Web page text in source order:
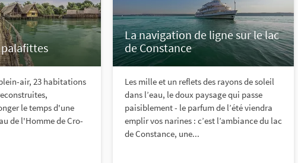
palafittes
air, 23 habitations
le temps d'une
de l'Homme de Cro-
La navigation de ligne sur le lac
de Constance
Les mille et un reflets des rayons de soleil
dans l’eau, le doux paysage qui passe
paisiblement - le parfum de l’été viendra
emplir vos narines : c’est l’ambiance du lac
de Constance, une...